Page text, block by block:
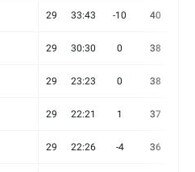
29 33:43 -10 40
29 30:30 0 38
29 23:23 0 38
29 22:21 1 37
29 22:26 -4 36